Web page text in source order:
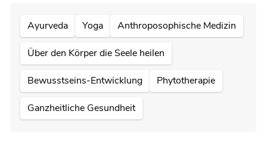
Ayurveda Yoga Anthroposophische Medizin
Über den Körper die Seele heilen
Bewusstseins-Entwicklung Phytotherapie
Ganzheitliche Gesundheit